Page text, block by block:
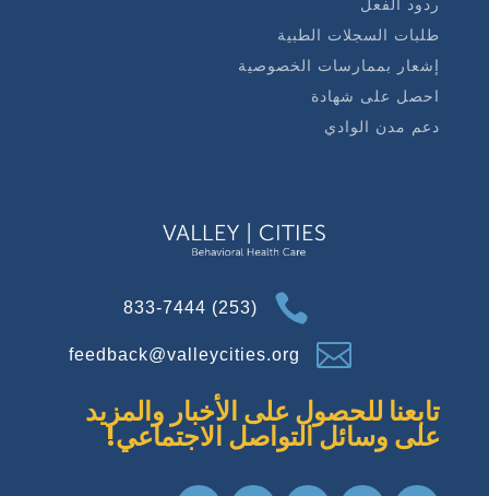
طلبات السجلات الطبية
إشعار بممارسات الخصوصية
احصل على شهادة
دعم مدن الوادي

(253) 833-7444

feedback@valleycities.org
تابعنا للحصول على الأخبار والمزيد
على وسائل التواصل الاجتماعي!